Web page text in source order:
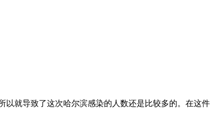
就导致了这次哈尔滨感染的人数还是比较多的。在这件